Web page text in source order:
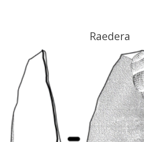
Raedera